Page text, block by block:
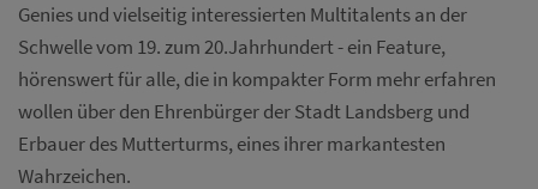
Genies und vielseitig interessierten Multitalents an der
Schwelle vom 19. zum 20.Jahrhundert - ein Feature,
hörenswert für alle, die in kompakter Form mehr erfahren
wollen über den Ehrenbürger der Stadt Landsberg und
Erbauer des Mutterturms, eines ihrer markantesten
Wahrzeichen.